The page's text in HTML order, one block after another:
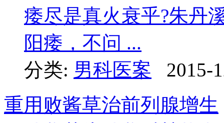
痿尽是真火衰乎?朱丹
阳痿，不问 ...
分类: 男科医案
2015-
重用败酱草治前列腺增生